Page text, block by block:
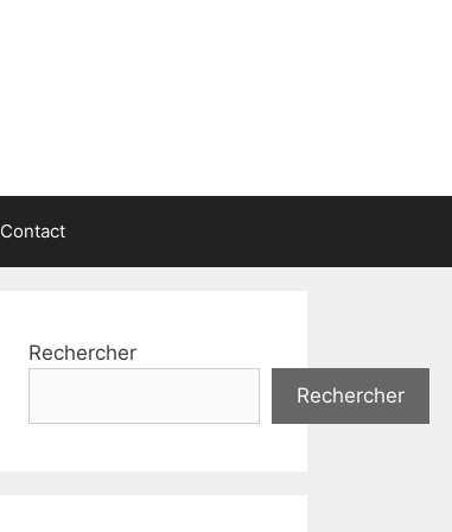
Contact
Rechercher
Rechercher